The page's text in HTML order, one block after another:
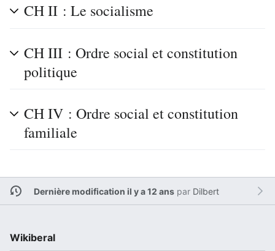
CH II : Le socialisme
CH III : Ordre social et constitution
politique
CH IV : Ordre social et constitution
familiale
Dernière modification il y a 12 anspar Dilbert
Wikiberal